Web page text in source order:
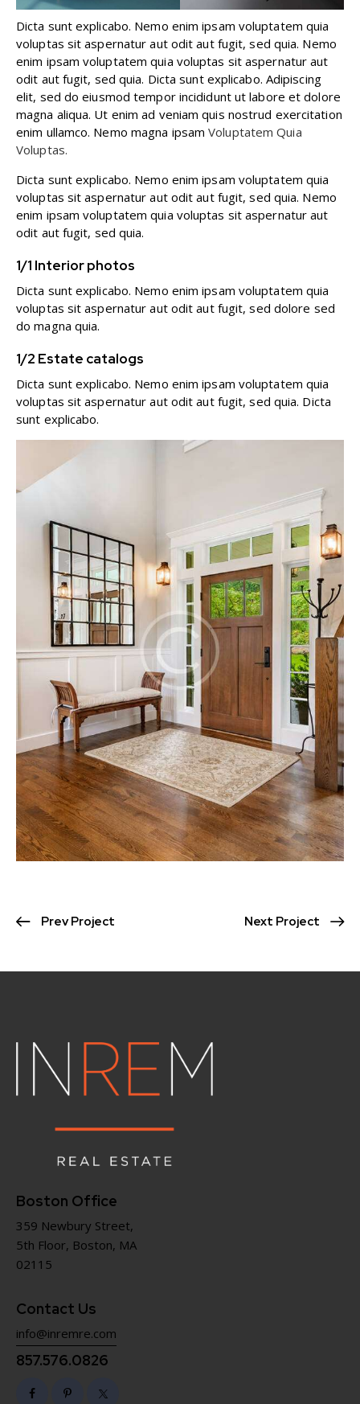
Dicta sunt explicabo. Nemo enim ipsam voluptatem quia
voluptas sit aspernatur aut odit aut fugit, sed quia. Nemo
enim ipsam voluptatem quia voluptas sit aspernatur aut
odit aut fugit, sed quia. Dicta sunt explicabo. Adipiscing
elit, sed do eiusmod tempor incididunt ut labore et dolore
magna aliqua. Ut enim ad veniam quis nostrud exercitation
enim ullamco. Nemo magna ipsamVoluptatem Quia
Voluptas.
Dicta sunt explicabo. Nemo enim ipsam voluptatem quia
voluptas sit aspernatur aut odit aut fugit, sed quia. Nemo
enim ipsam voluptatem quia voluptas sit aspernatur aut
odit aut fugit, sed quia.
1/1 Interior photos
Dicta sunt explicabo. Nemo enim ipsam voluptatem quia
voluptas sit aspernatur aut odit aut fugit, sed dolore sed
do magna quia.
1/2 Estate catalogs
Dicta sunt explicabo. Nemo enim ipsam voluptatem quia
voluptas sit aspernatur aut odit aut fugit, sed quia. Dicta
sunt explicabo.
Prev Project Next Project
Boston Office
359 Newbury Street,
5th Floor, Boston, MA
02115
Contact Us
info@inremre.com
857.576.0826